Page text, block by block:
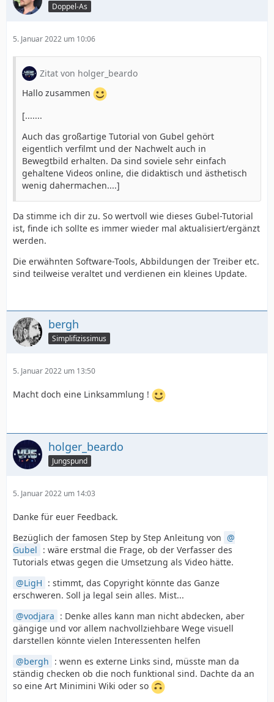
Doppel-As
5. Januar 2022 um 10:06
Zitat von holger_beardo
Hallo zusammen
[.......
Auch das großartige Tutorial von Gubel gehört
eigentlich verfilmt und der Nachwelt auch in
Bewegtbild erhalten. Da sind soviele sehr einfach
gehaltene Videos online, die didaktisch und ästhetisch
wenig dahermachen....]
Da stimme ich dir zu. So wertvoll wie dieses Gubel-Tutorial
ist, finde ich sollte es immer wieder mal aktualisiert/ergänzt
werden.
Die erwähnten Software-Tools, Abbildungen der Treiber etc.
sind teilweise veraltet und verdienen ein kleines Update.
bergh
Simplifizissimus
5. Januar 2022 um 13:50
Macht doch eine Linksammlung !
holger_beardo
Jungspund
5. Januar 2022 um 14:03
Danke für euer Feedback.
Bezüglich der famosen Step by Step Anleitung von
Gubel : wäre erstmal die Frage, ob der Verfasser des
Tutorials etwas gegen die Umsetzung als Video hätte.
LigH : stimmt, das Copyright könnte das Ganze
erschweren. Soll ja legal sein alles. Mist...
vodjara : Denke alles kann man nicht abdecken, aber
gängige und vor allem nachvollziehbare Wege visuell
darstellen könnte vielen Interessenten helfen
bergh : wenn es externe Links sind, müsste man da
ständig checken ob die noch funktional sind. Dachte da an
so eine Art Minimini Wiki oder so